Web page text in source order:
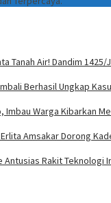
Tanah Air! Dandim
Berhasil Ungkap
Warga Kibarkan
Amsakar Dorong
Antusias Rakit Teknologi